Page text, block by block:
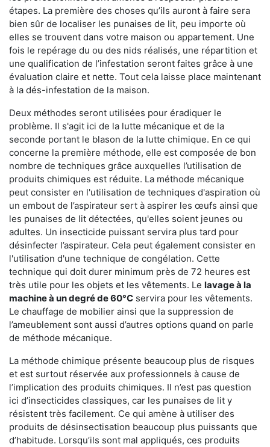
étapes. La première des choses qu’ils auront à faire sera
bien sûr de localiser les punaises de lit, peu importe où
elles se trouvent dans votre maison ou appartement. Une
fois le repérage du ou des nids réalisés, une répartition et
une qualification de l’infestation seront faites grâce à une
évaluation claire et nette. Tout cela laisse place maintenant
à la dés-infestation de la maison.
Deux méthodes seront utilisées pour éradiquer le
problème. Il s'agit ici de la lutte mécanique et de la
seconde portant le blason de la lutte chimique. En ce qui
concerne la première méthode, elle est composée de bon
nombre de techniques grâce auxquelles l’utilisation de
produits chimiques est réduite. La méthode mécanique
peut consister en l'utilisation de techniques d'aspiration où
un embout de l’aspirateur sert à aspirer les œufs ainsi que
les punaises de lit détectées, qu'elles soient jeunes ou
adultes. Un insecticide puissant servira plus tard pour
désinfecter l’aspirateur. Cela peut également consister en
l'utilisation d'une technique de congélation. Cette
technique qui doit durer minimum près de 72 heures est
très utile pour les objets et les vêtements. Le lavage à la
machine à un degré de 60°C servira pour les vêtements.
Le chauffage de mobilier ainsi que la suppression de
l’ameublement sont aussi d’autres options quand on parle
de méthode mécanique.
La méthode chimique présente beaucoup plus de risques
et est surtout réservée aux professionnels à cause de
l’implication des produits chimiques. Il n’est pas question
ici d’insecticides classiques, car les punaises de lit y
résistent très facilement. Ce qui amène à utiliser des
produits de désinsectisation beaucoup plus puissants que
d’habitude. Lorsqu’ils sont mal appliqués, ces produits